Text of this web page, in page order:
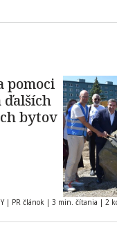
pomoci
ďalších
bytov
| PR článok | 3 min. čítania | 2